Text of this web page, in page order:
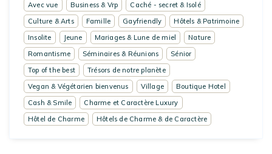
Avec vue Business & Vrp
Caché - secret & Isolé
Culture & Arts
Famille Gayfriendly
Hôtels & Patrimoine
Insolite
Jeune Mariages & Lune de miel
Nature
Romantisme
Séminaires & Réunions
Sénior
Top of the best
Trésors de notre planète
Vegan & Végétarien bienvenus
Village
Boutique Hotel
Cash & Smile
Charme et Caractère Luxury
Hôtel de Charme
Hôtels de Charme & de Caractère